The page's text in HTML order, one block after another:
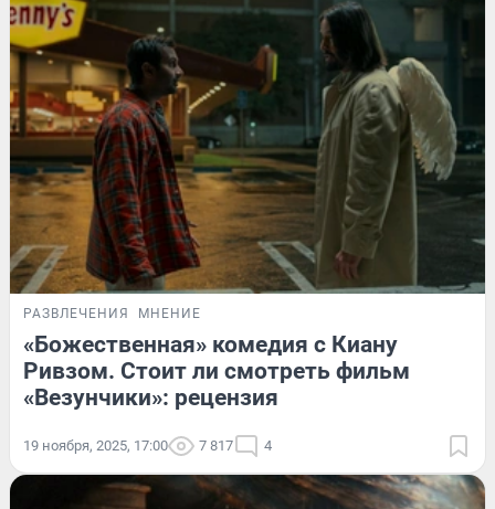
РАЗВЛЕЧЕНИЯ МНЕНИЕ
«Божественная» комедия с Киану
Ривзом. Стоит ли смотреть фильм
«Везунчики»: рецензия
19 ноября, 2025, 17:00 7 817 4